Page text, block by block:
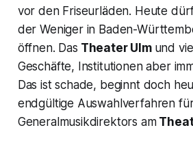
vor den Friseurläden. Heute
der Weniger in Baden-
öffnen. Das Theater Ulm und
Geschäfte, Institutionen aber
Das ist schade, beginnt doch
endgültige Auswahlverfahren
Generalmusikdirektors am